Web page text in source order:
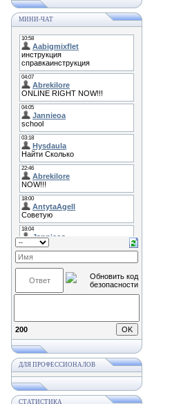
МИНИ-ЧАТ
200
ДЛЯ ПРОФЕССИОНАЛОВ
СТАТИСТИКА